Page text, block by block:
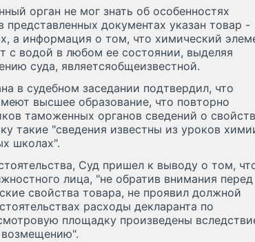
орган не мог знать об особенностях
представленных документах указан товар -
а информация о том, что химический
с водой в любом ее состоянии, выделяя
суда, являетсяобщеизвестной.
в судебном заседании подтвердил, что
высшее образование, что повторно
таможенных органов сведений о
такие "сведения известны из уроков
школах".
Суд пришел к выводу о том,
лица, "не обратив внимания перед
свойства товара, не проявил должной
расходы декларанта по
площадку произведены
возмещению".